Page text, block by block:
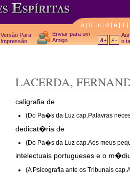
a b c d e f
Versão Para
Impressão
Enviar para um
Amigo
o
LACERDA,
caligrafia de
(Do Pa�s da Luz cap.Palavras
dedicat�ria de
(Do Pa�s da Luz cap.Aos meus
intelectuais portugueses e o
(A Psicografia ante os Tribunais